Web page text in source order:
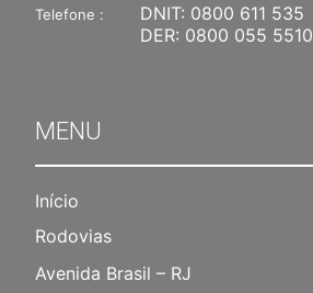
Telefone : DNIT: 0800 611 535
DER: 0800 055 5510
MENU
Início
Rodovias
Avenida Brasil – RJ